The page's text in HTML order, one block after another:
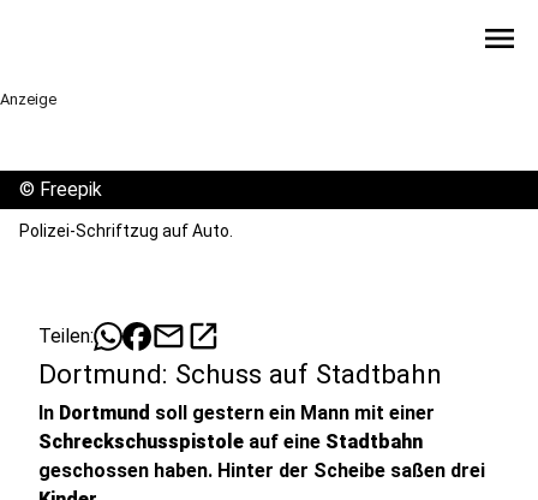
menu
Anzeige
© Freepik
Polizei-Schriftzug auf Auto.
Teilen: mailopen_in_new
Dortmund: Schuss auf Stadtbahn
In Dortmund soll gestern ein Mann mit einer
Schreckschusspistole auf eine Stadtbahn
geschossen haben. Hinter der Scheibe saßen drei